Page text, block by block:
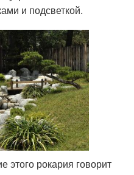
и подсветкой.
этого рокария говорит